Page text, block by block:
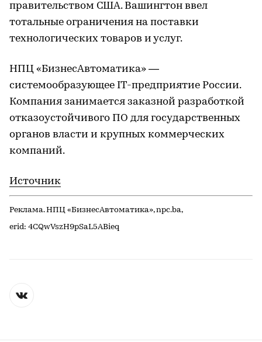
правительством США. Вашингтон ввел
тотальные ограничения на поставки
технологических товаров и услуг.
НПЦ «БизнесАвтоматика» —
системообразующее IT-предприятие России.
Компания занимается заказной разработкой
отказоустойчивого ПО для государственных
органов власти и крупных коммерческих
компаний.
Источник
Реклама. НПЦ «БизнесАвтоматика», npc.ba,
erid: 4CQwVszH9pSaL5ABieq